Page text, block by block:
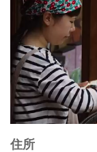
住所